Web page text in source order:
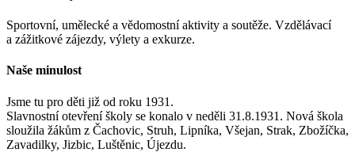
Sportovní, umělecké a vědomostní aktivity a soutěže. Vzdělávací
a zážitkové zájezdy, výlety a exkurze.
Naše minulost
Jsme tu pro děti již od roku 1931.
Slavnostní otevření školy se konalo v neděli 31.8.1931. Nová škola
sloužila žákům z Čachovic, Struh, Lipníka, Všejan, Strak, Zbožíčka,
Zavadilky, Jizbic, Luštěnic, Újezdu.